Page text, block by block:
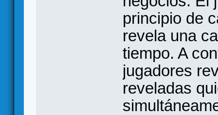
principio de
revela una
tiempo. A
jugadores
reveladas